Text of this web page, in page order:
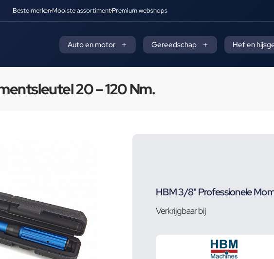
Beste merkenMooiste assortimentPremium webshops
Auto en motor Gereedschap Hef en
20 – 120 Nm.
HBM 3/8" Professionele
Verkrijgbaar bij